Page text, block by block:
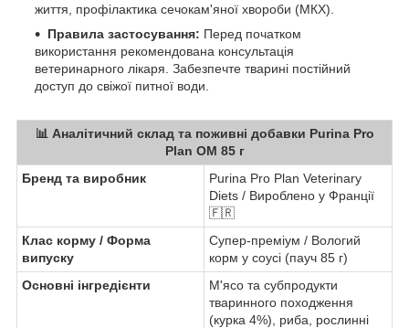
життя, профілактика сечокам'яної хвороби (МКХ).
Правила застосування: Перед початком
використання рекомендована консультація
ветеринарного лікаря. Забезпечте тварині постійний
доступ до свіжої питної води.
📊 Аналітичний склад та поживні добавки Purina Pro
Plan OM 85 г
Бренд та виробник
Purina Pro Plan Veterinary
Diets / Вироблено у Франції
🇫🇷
Клас корму / Форма
випуску
Супер-преміум / Вологий
корм у соусі (пауч 85 г)
Основні інгредієнти
М'ясо та субпродукти
тваринного походження
(курка 4%), риба, рослинні